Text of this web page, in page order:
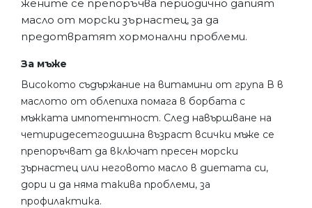
жените се препоръчва периодично дапият
масло от морски зърнастец, за да
предотвратят хормонални проблеми.
За мъже
Високото съдържание на витамини от група В в
маслото от облепиха помага в борбата с
мъжката импотентност. След навършване на
четиридесетгодишна възраст всички мъже се
препоръчват да включат пресен морски
зърнастец или неговото масло в диетата си,
дори и да няма такива проблеми, за
профилактика.